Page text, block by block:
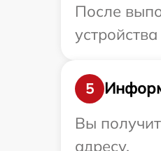
После
5
Вы
адресу.